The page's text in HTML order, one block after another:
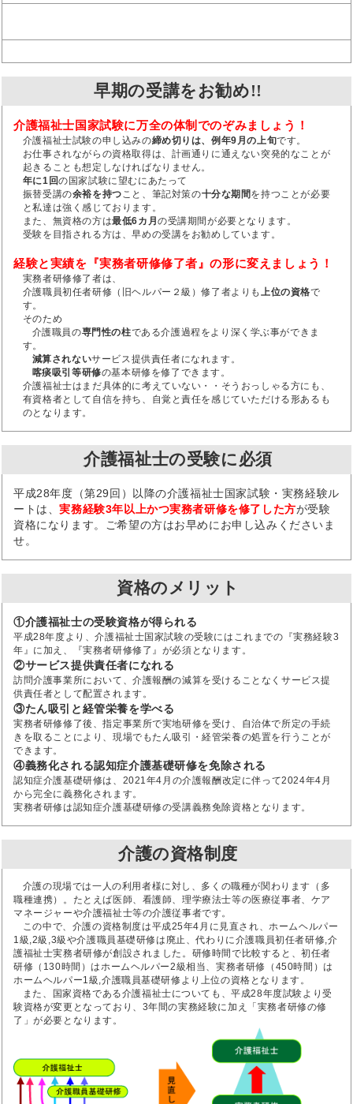
早期の受講をお勧め!!
介護福祉士国家試験に万全の体制でのぞみましょう！
介護福祉士試験の申し込みの締め切りは、例年9月の上旬です。
お仕事されながらの資格取得は、計画通りに通えない突発的なことが
起きることも想定しなければなりません。
年に1回の国家試験に望むにあたって
振替受講の余裕を持つ こと、筆記対策の十分な期間を持つことが必要
と私達は強く感じております。
また、無資格の方は最低6カ月の受講期間が必要となります。
受験を目指される方は、早めの受講をお勧めしています。
経験と実績を『実務者研修修了者』の形に変えましょう！
実務者研修修了者は、
介護職員初任者研修（旧ヘルパー２級）修了者よりも
上位の資格で
す。
そのため
介護職員の専門性の柱である介護過程をより深く学ぶ事ができま
す。
減算されないサービス提供責任者になれます。
喀痰吸引等研修の基本研修を修了できます。
介護福祉士はまだ具体的に考えていない・・そうおっしゃる方にも、
有資格者として自信を持ち、自覚と責任を感じていただける形あるも
のとなります。
介護福祉士の受験に必須
平成28年度（第29回）以降の介護福祉士国家試験・実務経験ル
ートは、実務経験3年以上かつ実務者研修を修了した方が受験
資格になります。ご希望の方はお早めにお申し込みくださいま
せ。
資格のメリット
①介護福祉士の受験資格が得られる
平成28年度より、介護福祉士国家試験の受験にはこれまでの『実務経験3
年』に加え、『実務者研修修了』が必須となります。
②サービス提供責任者になれる
訪問介護事業所において、介護報酬の減算を受けることなくサービス提
供責任者として配置されます。
③たん吸引と経管栄養を学べる
実務者研修修了後、指定事業所で実地研修を受け、自治体で所定の手続
きを取ることにより、現場でもたん吸引・経管栄養の処置を行うことが
できます。
④義務化される認知症介護基礎研修を免除される
認知症介護基礎研修は、2021年4月の介護報酬改定に伴って2024年4月
から完全に義務化されます。
実務者研修は認知症介護基礎研修の受講義務免除資格となります。
介護の資格制度
介護の現場では一人の利用者様に対し、多くの職種が関わります（多
職種連携）。たとえば医師、看護師、理学療法士等の医療従事者、ケア
マネージャーや介護福祉士等の介護従事者です。
この中で、介護の資格制度は平成25年4月に見直され、ホームヘルパー
1級,2級,3級や介護職員基礎研修は廃止、代わりに介護職員初任者研修,介
護福祉士実務者研修が創設されました。研修時間で比較すると、初任者
研修（130時間）はホームヘルパー2級相当、実務者研修（450時間）は
ホームヘルパー1級,介護職員基礎研修より上位の資格となります。
また、国家資格である介護福祉士についても、平成28年度試験より受
験資格が変更となっており、3年間の実務経験に加え「実務者研修の修
了」が必要となります。